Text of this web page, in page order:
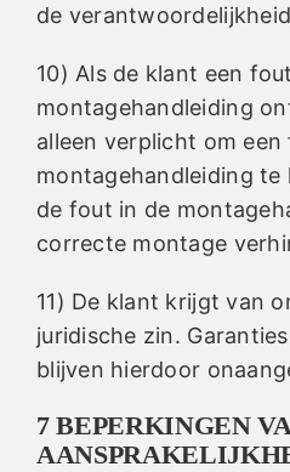
de
10) Als de klant een
montagehandleiding
alleen verplicht om
montagehandleiding te
de fout in de
correcte montage
11) De klant krijgt van
juridische zin.
blijven hierdoor
7 BEPERKINGEN